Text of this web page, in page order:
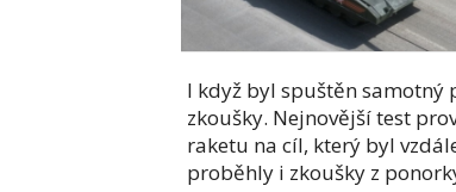
I když byl spuštěn samotný
zkoušky. Nejnovější test
raketu na cíl, který byl
proběhly i zkoušky z